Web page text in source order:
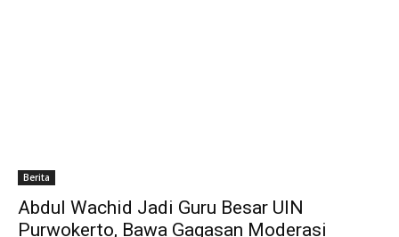
Berita
Abdul Wachid Jadi Guru Besar UIN
Purwokerto, Bawa Gagasan Moderasi